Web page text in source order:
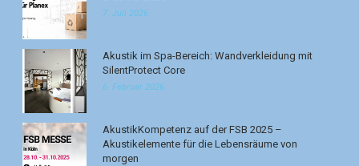
7. Juli 2026
Akustik im Spa-Bereich: Wandverkleidung mit
SilentProtect Core
6. Februar 2026
AkustikKompetenz auf der FSB 2025 –
Akustikelemente für die Lebensräume von
morgen